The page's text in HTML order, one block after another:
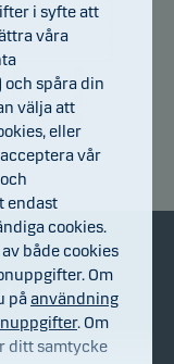
29.07.2026 04.08.2026
i syfte att
våra
spåra din
välja att
eller
vår
endast
cookies.
både cookies
Om
påanvändning
. Om
ditt samtycke